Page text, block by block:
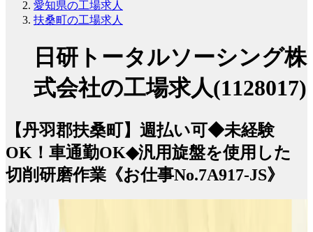
愛知県の工場求人
扶桑町の工場求人
日研トータルソーシング株
式会社の工場求人(1128017)
【丹羽郡扶桑町】週払い可◆未経験
OK！車通勤OK◆汎用旋盤を使用した
切削研磨作業《お仕事No.7A917-JS》